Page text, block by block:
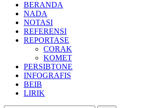
BERANDA
NADA
NOTASI
REFERENSI
REPORTASE
CORAK
KOMET
PERSIBTONE
INFOGRAFIS
BEIB
LIRIK